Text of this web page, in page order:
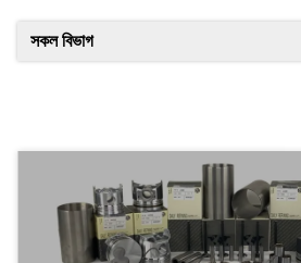
সকল বিভাগ